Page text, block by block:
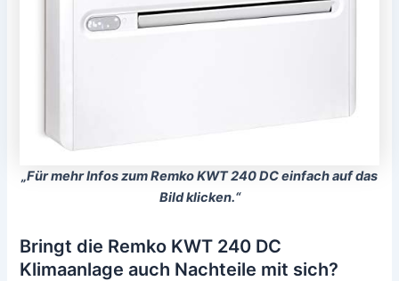
„Für mehr Infos zum Remko KWT 240 DC einfach auf das
Bild klicken.“
Bringt die Remko KWT 240 DC
Klimaanlage auch Nachteile mit sich?